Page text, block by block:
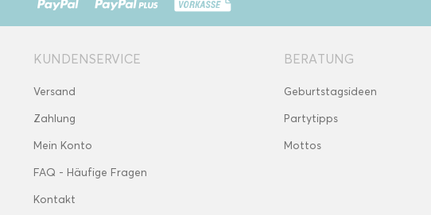
KUNDENSERVICE
Versand
Zahlung
Mein Konto
FAQ - Häufige Fragen
Kontakt
BERATUNG
Geburtstagsideen
Partytipps
Mottos